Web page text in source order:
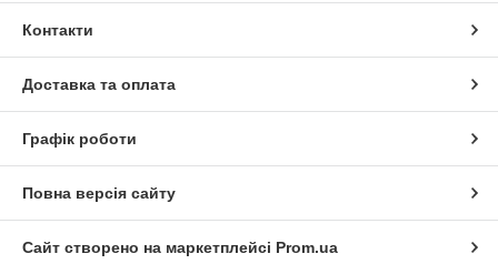
Контакти
Доставка та оплата
Графік роботи
Повна версія сайту
Сайт створено на маркетплейсі Prom.ua